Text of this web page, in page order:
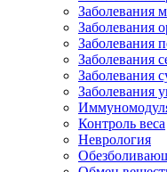
Заболевания
Заболевания
Заболевания
Заболевания
Заболевания
Заболевания
Контроль веса
Неврология